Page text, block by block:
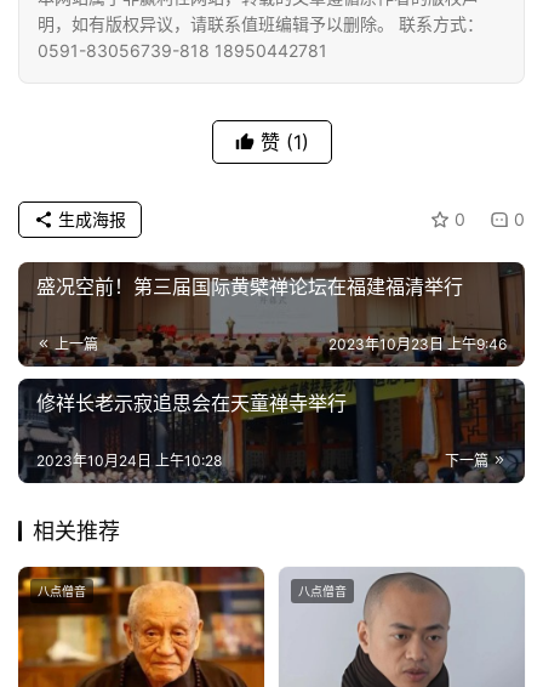
术
政
免
责
声
明
明，如有版权异议，请联系值班编辑予以删除。 联系方式：
0591-83056739-818 18950442781
赞 (1)
0 0
生成海报
盛况空前！第三届国际黄檗禅论坛在福建福清举行
上一篇 2023年10月23日 上午9:46
修祥长老示寂追思会在天童禅寺举行
下一篇
2023年10月24日 上午10:28
相关推荐
八点僧音 八点僧音